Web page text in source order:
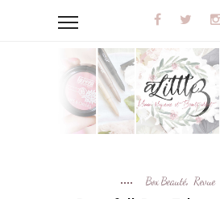
Box Beauté, Revue